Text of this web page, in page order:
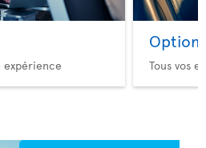
expérience
Option
Tous vos